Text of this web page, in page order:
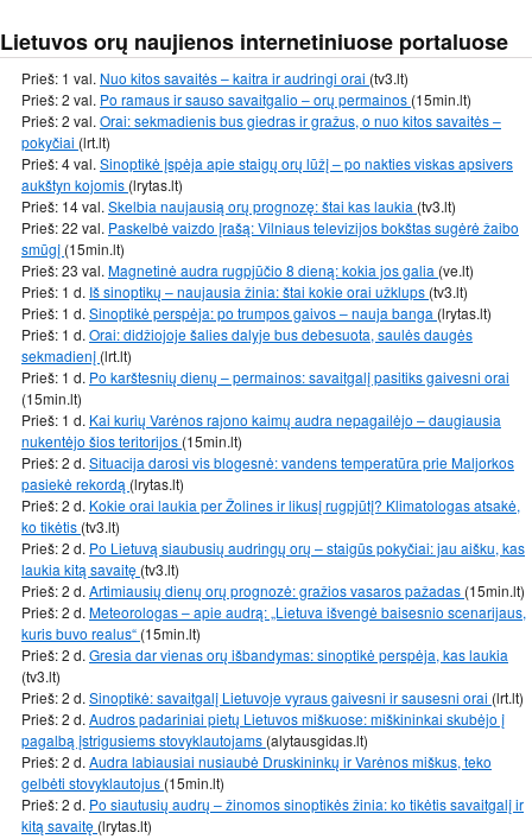
Lietuvos orų naujienos internetiniuose portaluose
Prieš: 1 val. Nuo kitos savaitės – kaitra ir audringi orai (tv3.lt)
Prieš: 2 val. Po ramaus ir sauso savaitgalio – orų permainos (15min.lt)
Prieš: 2 val. Orai: sekmadienis bus giedras ir gražus, o nuo kitos savaitės –
pokyčiai (lrt.lt)
Prieš: 4 val. Sinoptikė įspėja apie staigų orų lūžį – po nakties viskas apsivers
aukštyn kojomis (lrytas.lt)
Prieš: 14 val. Skelbia naujausią orų prognozę: štai kas laukia (tv3.lt)
Prieš: 22 val. Paskelbė vaizdo įrašą: Vilniaus televizijos bokštas sugėrė žaibo
smūgį (15min.lt)
Prieš: 23 val. Magnetinė audra rugpjūčio 8 dieną: kokia jos galia (ve.lt)
Prieš: 1 d. Iš sinoptikų – naujausia žinia: štai kokie orai užklups (tv3.lt)
Prieš: 1 d. Sinoptikė perspėja: po trumpos gaivos – nauja banga (lrytas.lt)
Prieš: 1 d. Orai: didžiojoje šalies dalyje bus debesuota, saulės daugės
sekmadienį (lrt.lt)
Prieš: 1 d. Po karštesnių dienų – permainos: savaitgalį pasitiks gaivesni orai
(15min.lt)
Prieš: 1 d. Kai kurių Varėnos rajono kaimų audra nepagailėjo – daugiausia
nukentėjo šios teritorijos (15min.lt)
Prieš: 2 d. Situacija darosi vis blogesnė: vandens temperatūra prie Maljorkos
pasiekė rekordą (lrytas.lt)
Prieš: 2 d. Kokie orai laukia per Žolines ir likusį rugpjūtį? Klimatologas atsakė,
ko tikėtis (tv3.lt)
Prieš: 2 d. Po Lietuvą siaubusių audringų orų – staigūs pokyčiai: jau aišku, kas
laukia kitą savaitę (tv3.lt)
Prieš: 2 d. Artimiausių dienų orų prognozė: gražios vasaros pažadas (15min.lt)
Prieš: 2 d. Meteorologas – apie audrą: „Lietuva išvengė baisesnio scenarijaus,
kuris buvo realus“ (15min.lt)
Prieš: 2 d. Gresia dar vienas orų išbandymas: sinoptikė perspėja, kas laukia
(tv3.lt)
Prieš: 2 d. Sinoptikė: savaitgalį Lietuvoje vyraus gaivesni ir sausesni orai (lrt.lt)
Prieš: 2 d. Audros padariniai pietų Lietuvos miškuose: miškininkai skubėjo į
pagalbą įstrigusiems stovyklautojams (alytausgidas.lt)
Prieš: 2 d. Audra labiausiai nusiaubė Druskininkų ir Varėnos miškus, teko
gelbėti stovyklautojus (15min.lt)
Prieš: 2 d. Po siautusių audrų – žinomos sinoptikės žinia: ko tikėtis savaitgalį ir
kitą savaitę (lrytas.lt)